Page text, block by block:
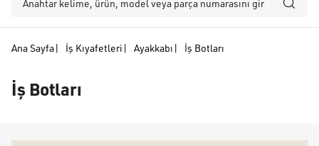
Ana Sayfa| İş Kıyafetleri | Ayakkabı | İş Botları
İş Botları